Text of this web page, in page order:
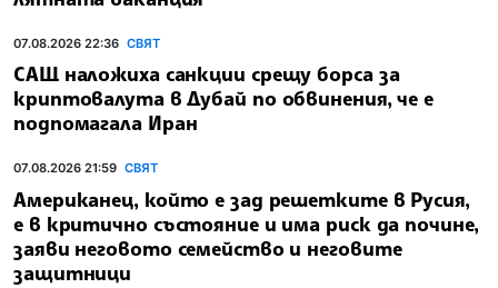
07.08.2026 22:36 СВЯТ
САЩ наложиха санкции срещу борса за
криптовалута в Дубай по обвинения, че е
подпомагала Иран
07.08.2026 21:59 СВЯТ
Американец, който е зад решетките в Русия,
е в критично състояние и има риск да почине,
заяви неговото семейство и неговите
защитници